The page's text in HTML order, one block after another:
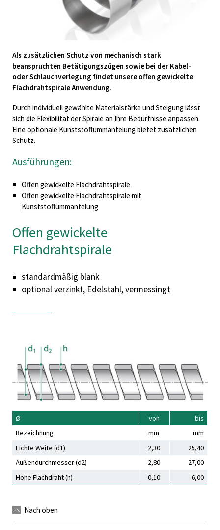
Compliance/CSR
Kontakt
Ausbildung / Studium
Als zusätzlichen Schutz von mechanisch stark
beanspruchten Betätigungszügen sowie bei der Kabel-
oder Schlauchverlegung findet unsere offen gewickelte
Flachdrahtspirale Anwendung.
Durch individuell gewählte Materialstärke und Steigung lässt
sich die Flexibilität der Spirale an Ihre Bedürfnisse anpassen.
Eine optionale Kunststoffummantelung bietet zusätzlichen
Schutz.
Ausführungen:
Offen gewickelte Flachdrahtspirale
Offen gewickelte Flachdrahtspirale mit
Kunststoffummantelung
Offen gewickelte
Flachdrahtspirale
standardmäßig blank
optional verzinkt, Edelstahl, vermessingt
Ø von
bis
Bezeichnung
mm
mm
Lichte Weite (d1)
2,30
25,40
Außendurchmesser (d2)
2,80
27,00
Höhe Flachdraht (h)
0,10 6,00
Nach oben